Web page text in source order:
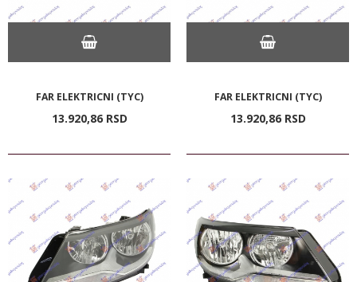
FAR ELEKTRICNI (TYC)
13.920,86 RSD
FAR ELEKTRICNI (TYC)
13.920,86 RSD